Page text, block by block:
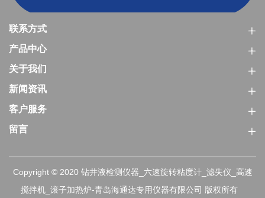
联系方式
产品中心
关于我们
新闻资讯
客户服务
留言
Copyright © 2020 钻井液检测仪器_六速旋转粘度计_滤失仪_高速
搅拌机_滚子加热炉-青岛海通达专用仪器有限公司 版权所有